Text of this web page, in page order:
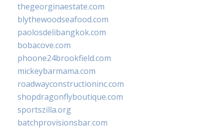
thegeorginaestate.com
blythewoodseafood.com
paolosdelibangkok.com
bobacove.com
phoone24brookfield.com
mickeybarmama.com
roadwayconstructioninc.com
shopdragonflyboutique.com
sportszilla.org
batchprovisionsbar.com